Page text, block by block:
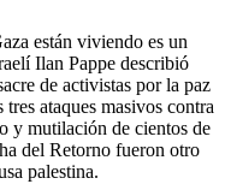
están viviendo es un
Ilan Pappe describió
de activistas por la paz
ataques masivos contra
y mutilación de cientos de
del Retorno fueron otro
palestina.